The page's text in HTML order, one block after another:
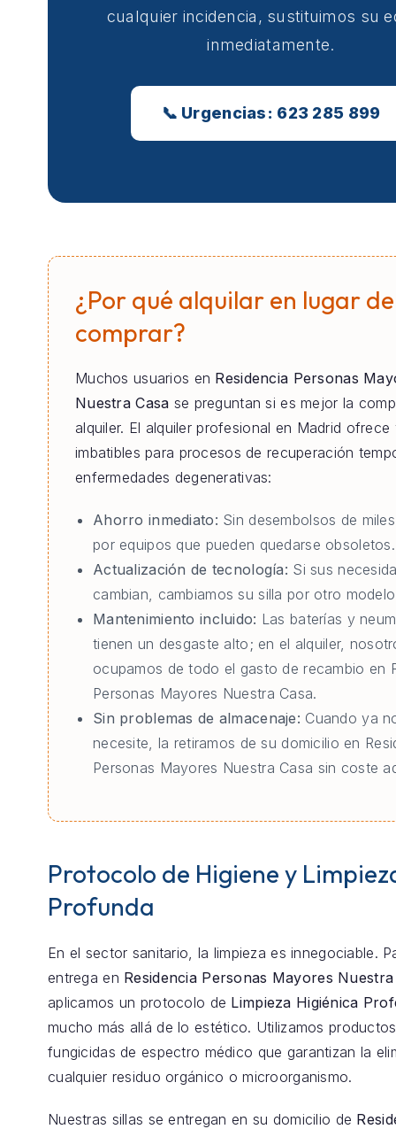
cualquier incidencia, sustituimos su
inmediatamente.
📞 Urgencias: 623 285 899
¿Por qué alquilar en lugar de
comprar?
Muchos usuarios en Residencia Personas
Nuestra Casa se preguntan si es mejor la
alquiler. El alquiler profesional en Madrid ofrece
imbatibles para procesos de recuperación
enfermedades degenerativas:
Ahorro inmediato: Sin desembolsos de
por equipos que pueden quedarse obsoletos.
Actualización de tecnología: Si sus
cambian, cambiamos su silla por otro
Mantenimiento incluido: Las baterías y
tienen un desgaste alto; en el alquiler,
ocupamos de todo el gasto de recambio en
Personas Mayores Nuestra Casa.
Sin problemas de almacenaje: Cuando ya
necesite, la retiramos de su domicilio en
Personas Mayores Nuestra Casa sin coste
Protocolo de Higiene y
Profunda
En el sector sanitario, la limpieza es innegociable.
entrega en Residencia Personas Mayores Nuestra
aplicamos un protocolo de Limpieza Higiénica
mucho más allá de lo estético. Utilizamos
fungicidas de espectro médico que garantizan la
cualquier residuo orgánico o microorganismo.
Nuestras sillas se entregan en su domicilio de